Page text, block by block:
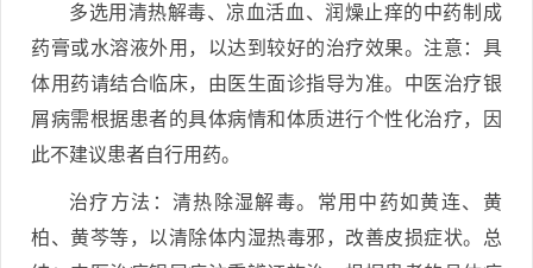
多选用清热解毒、凉血活血、润燥止痒的中药制成
药膏或水溶液外用，以达到较好的治疗效果。注意：具
体用药请结合临床，由医生面诊指导为准。中医治疗银
屑病需根据患者的具体病情和体质进行个性化治疗，因
此不建议患者自行用药。
治疗方法：清热除湿解毒。常用中药如黄连、黄
柏、黄芩等，以清除体内湿热毒邪，改善皮损症状。总